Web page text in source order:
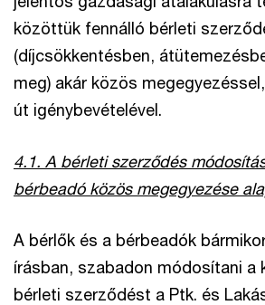
közöttük fennálló bérleti
(díjcsökkentésben,
meg) akár közös
út igénybevételével.
4.1. A bérleti szerződés
bérbeadó közös megegyezése
A bérlők és a bérbeadók
írásban, szabadon módosítani a
bérleti szerződést a Ptk. és